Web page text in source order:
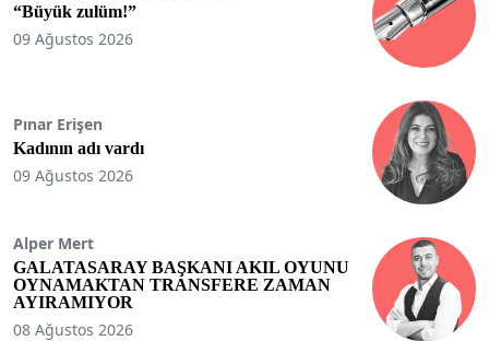
“Büyük zulüm!”
09 Ağustos 2026
Pınar Erişen
Kadının adı vardı
09 Ağustos 2026
Alper Mert
GALATASARAY BAŞKANI AKIL OYUNU
OYNAMAKTAN TRANSFERE ZAMAN
AYIRAMIYOR
08 Ağustos 2026